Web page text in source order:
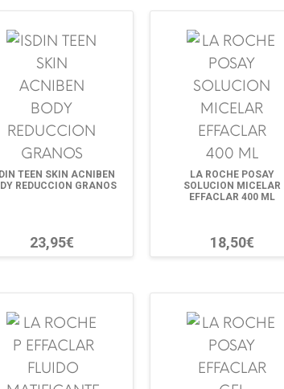
TEEN SKIN ACNIBEN
REDUCCION GRANOS
23,95€
LA ROCHE POSAY
SOLUCION MICELAR
EFFACLAR 400 ML
18,50€